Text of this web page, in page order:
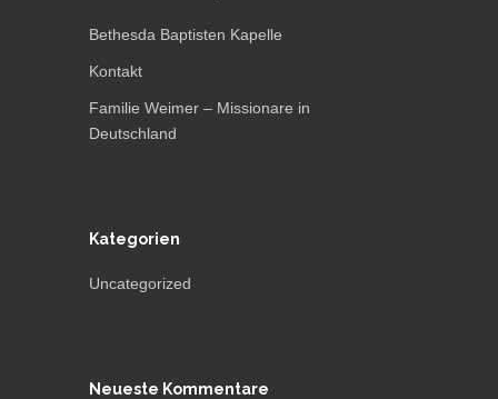
Bethesda Baptisten Kapelle
Kontakt
Familie Weimer – Missionare in
Deutschland
Kategorien
Uncategorized
Neueste Kommentare